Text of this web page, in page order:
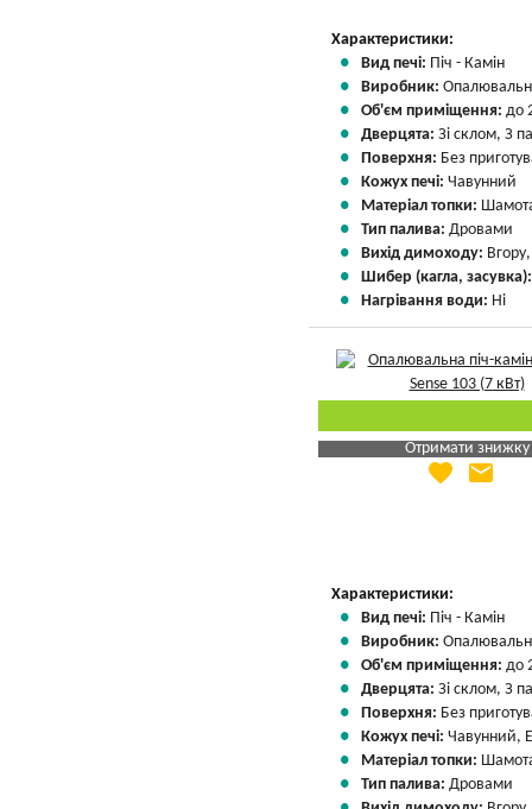
Характеристики:
Вид печі: Піч - Камін
Виробник:
Об'єм приміщення: до
Дверцята: Зі склом, З
Поверхня: Без
Кожух печі: Чавунний
Матеріал топки:
Тип палива: Дровами
Вихід димоходу:
Шибер (кагла,
Нагрівання води: Ні
Отримати знижку
Яка Ваша ціна
favorite email
Характеристики:
Вид печі: Піч - Камін
Виробник:
Об'єм приміщення: до
Дверцята: Зі склом, З
Поверхня: Без
Кожух печі: Чавунний,
Матеріал топки:
Тип палива: Дровами